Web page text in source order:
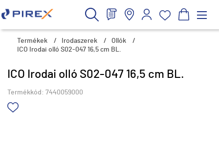
Termékek / Irodaszerek / Ollók
/
ICO Irodai olló S02-047 16,5 cm BL.
ICO Irodai olló S02-047 16,5 cm BL.
Termékkód: 7440059000